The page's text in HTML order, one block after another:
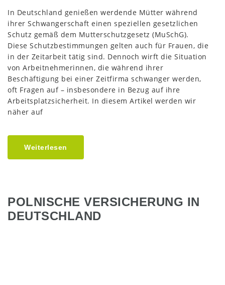
In Deutschland genießen werdende Mütter während
ihrer Schwangerschaft einen speziellen gesetzlichen
Schutz gemäß dem Mutterschutzgesetz (MuSchG).
Diese Schutzbestimmungen gelten auch für Frauen, die
in der Zeitarbeit tätig sind. Dennoch wirft die Situation
von Arbeitnehmerinnen, die während ihrer
Beschäftigung bei einer Zeitfirma schwanger werden,
oft Fragen auf – insbesondere in Bezug auf ihre
Arbeitsplatzsicherheit. In diesem Artikel werden wir
näher auf
Weiterlesen
POLNISCHE VERSICHERUNG IN
DEUTSCHLAND